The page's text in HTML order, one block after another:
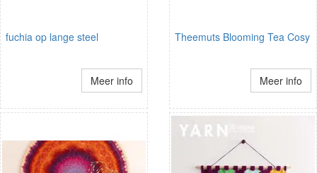
fuchia op lange steel
Meer info
Theemuts Blooming Tea Cosy
Meer info